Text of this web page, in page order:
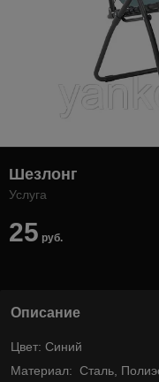
Шезлонг
Услуга
25 руб.
Описание
Цвет: Синий
Материал: Сталь,